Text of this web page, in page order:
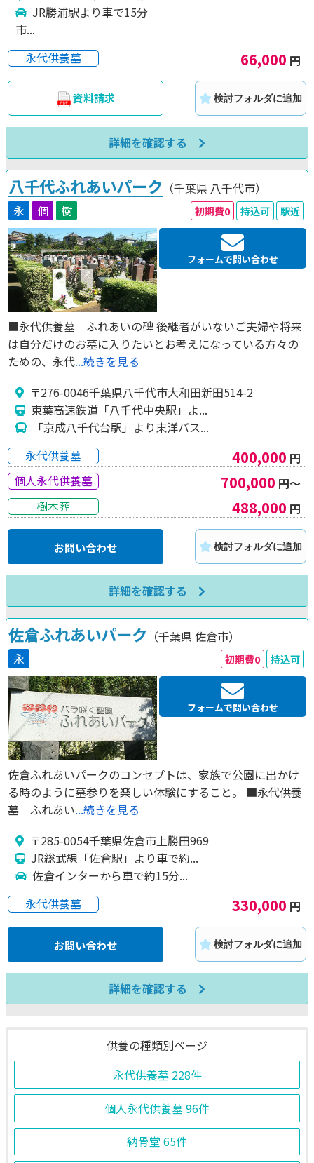
JR勝浦駅より車で15分
市...
永代供養墓
66,000 円
資料請求 検討フォルダに追加
詳細を確認する
八千代ふれあいパーク （千葉県 八千代市）
永
個 樹 初期費0 持込可 駅近
〒276-0046千葉県八千代市大和田新田514-2
東葉高速鉄道「八千代中央駅」よ...
「京成八千代台駅」より東洋バス...
永代供養墓
400,000 円
個人永代供養墓
700,000 円～
樹木葬
488,000 円
フォームで問い合わせ
■永代供養墓 ふれあいの碑 後継者がいないご夫婦や将来
は自分だけのお墓に入りたいとお考えになっている方々の
ための、永代...続きを見る
お問い合わせ 検討フォルダに追加
詳細を確認する
佐倉ふれあいパーク （千葉県 佐倉市）
永
初期費0 持込可
〒285-0054千葉県佐倉市上勝田969
JR総武線「佐倉駅」より車で約...
佐倉インターから車で約15分...
永代供養墓
330,000 円
フォームで問い合わせ
佐倉ふれあいパークのコンセプトは、家族で公園に出かけ
る時のように墓参りを楽しい体験にすること。 ■永代供養
墓 ふれあい...続きを見る
お問い合わせ 検討フォルダに追加
詳細を確認する
供養の種類別ページ
永代供養墓228件
個人永代供養墓96件
納骨堂 65件